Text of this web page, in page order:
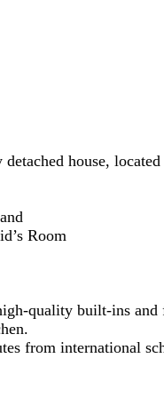
house,
Room
quality built-ins
from international